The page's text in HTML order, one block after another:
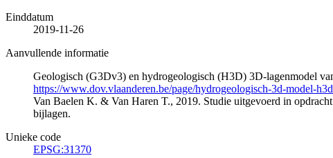
Einddatum
2019-11-26
Aanvullende informatie
Geologisch (G3Dv3) en hydrogeologisch (H3D) 3D-lagenmodel
https://www.dov.vlaanderen.be/page/hydrogeologisch-3d-model-
Van Baelen K. & Van Haren T., 2019. Studie uitgevoerd in
bijlagen.
Unieke code
EPSG:31370